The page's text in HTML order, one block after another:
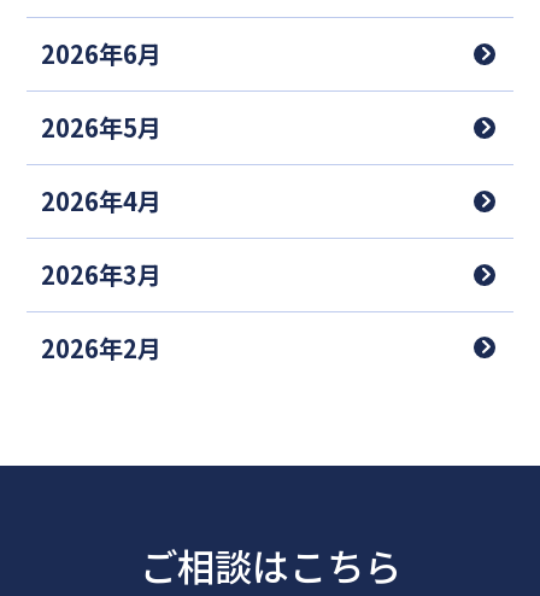
2026年6月
2026年5月
2026年4月
2026年3月
2026年2月
ご相談はこちら